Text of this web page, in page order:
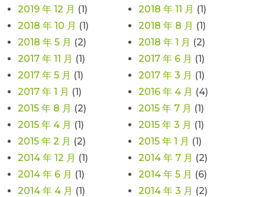
2019 年 12 月 (1) 2018 年 11 月 (1)
2018 年 10 月 (1) 2018 年 8 月 (1)
2018 年 5 月 (2) 2018 年 1 月 (2)
2017 年 11 月 (1) 2017 年 6 月 (1)
2017 年 5 月 (1) 2017 年 3 月 (1)
2017 年 1 月 (1) 2016 年 4 月 (4)
2015 年 8 月 (2) 2015 年 7 月 (1)
2015 年 4 月 (1) 2015 年 3 月 (1)
2015 年 2 月 (2) 2015 年 1 月 (1)
2014 年 12 月 (1) 2014 年 7 月 (2)
2014 年 6 月 (1) 2014 年 5 月 (6)
2014 年 4 月 (1) 2014 年 3 月 (2)